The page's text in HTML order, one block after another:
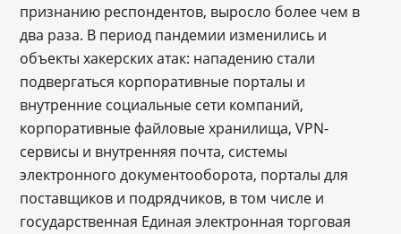
признанию респондентов, выросло более чем в
два раза. В период пандемии изменились и
объекты хакерских атак: нападению стали
подвергаться корпоративные порталы и
внутренние социальные сети компаний,
корпоративные файловые хранилища, VPN-
сервисы и внутренняя почта, системы
электронного документооборота, порталы для
поставщиков и подрядчиков, в том числе и
государственная Единая электронная торговая